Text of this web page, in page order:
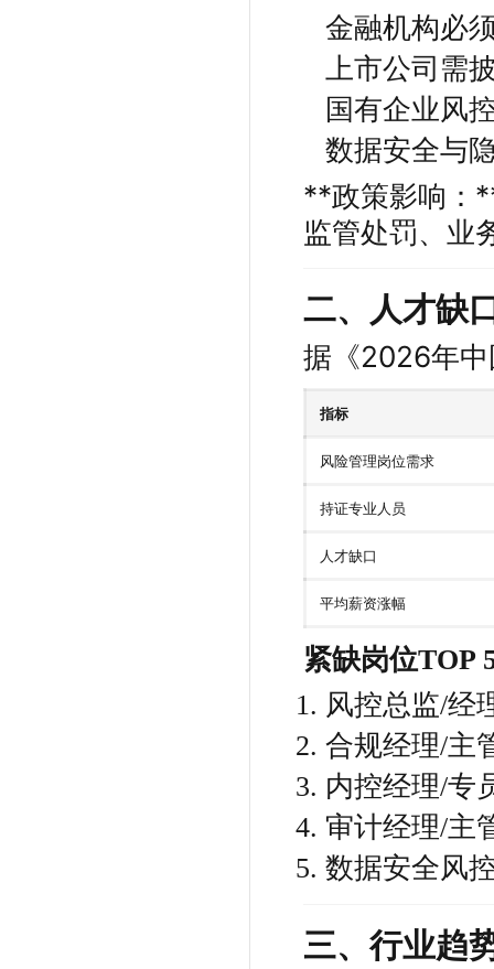
金融机构必
上市公司需
国有企业风
数据安全与
**政策影响：
监管处罚、业
二、人才缺
据《2026年中
指标
风险管理岗位需求
持证专业人员
人才缺口
平均薪资涨幅
紧缺岗位TOP
风控总监/经
合规经理/主
内控经理/专
审计经理/主
数据安全风
三、行业趋